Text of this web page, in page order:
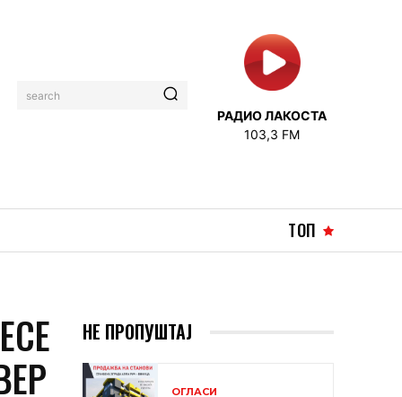
search
РАДИО ЛАКОСТА
103,3 FM
ТОП
НЕ ПРОПУШТАЈ
ОГЛАСИ